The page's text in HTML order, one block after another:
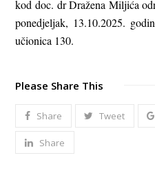
kod doc. dr Dražena Miljića
ponedjeljak, 13.10.2025.
učionica 130.
Please Share This
Share Tweet
Share